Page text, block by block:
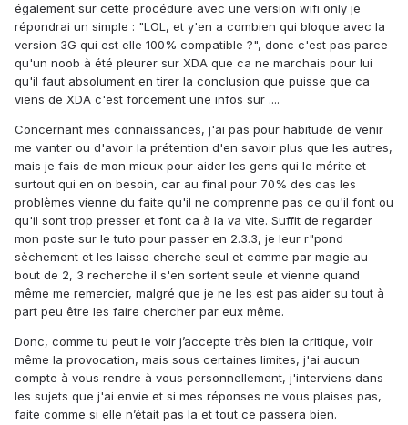
également sur cette procédure avec une version wifi only je
répondrai un simple : "LOL, et y'en a combien qui bloque avec la
version 3G qui est elle 100% compatible ?", donc c'est pas parce
qu'un noob à été pleurer sur XDA que ca ne marchais pour lui
qu'il faut absolument en tirer la conclusion que puisse que ca
viens de XDA c'est forcement une infos sur ....
Concernant mes connaissances, j'ai pas pour habitude de venir
me vanter ou d'avoir la prétention d'en savoir plus que les autres,
mais je fais de mon mieux pour aider les gens qui le mérite et
surtout qui en on besoin, car au final pour 70% des cas les
problèmes vienne du faite qu'il ne comprenne pas ce qu'il font ou
qu'il sont trop presser et font ca à la va vite. Suffit de regarder
mon poste sur le tuto pour passer en 2.3.3, je leur r"pond
sèchement et les laisse cherche seul et comme par magie au
bout de 2, 3 recherche il s'en sortent seule et vienne quand
même me remercier, malgré que je ne les est pas aider su tout à
part peu être les faire chercher par eux même.
Donc, comme tu peut le voir j’accepte très bien la critique, voir
même la provocation, mais sous certaines limites, j'ai aucun
compte à vous rendre à vous personnellement, j'interviens dans
les sujets que j'ai envie et si mes réponses ne vous plaises pas,
faite comme si elle n’était pas la et tout ce passera bien.